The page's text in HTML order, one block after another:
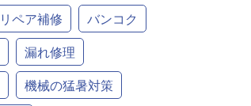
リペア補修
バンコク
漏れ修理
機械の猛暑対策